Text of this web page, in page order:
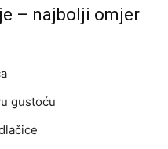
– najbolji omjer
gustoću